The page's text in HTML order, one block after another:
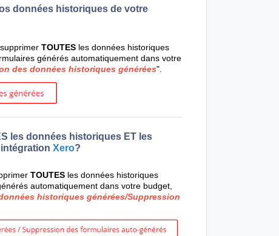
données historiques de votre
TOUTES les données historiques
générés automatiquement dans votre
des données historiques générées".
les données historiques ET les
Xero?
TOUTES les données historiques
automatiquement dans votre budget,
historiques générées/Suppression